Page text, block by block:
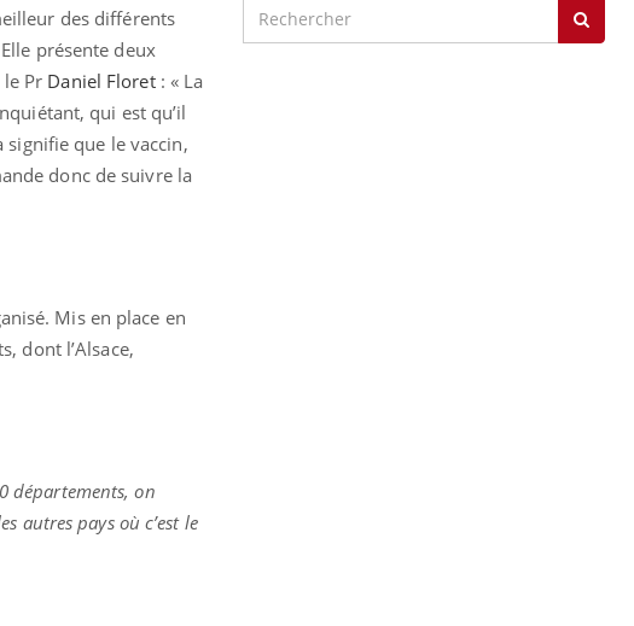
des différents
présente deux
Pr Daniel Floret : « La
qui est qu’il
que le vaccin,
donc de suivre la
Mis en place en
dont l’Alsace,
départements, on
autres pays où c’est le